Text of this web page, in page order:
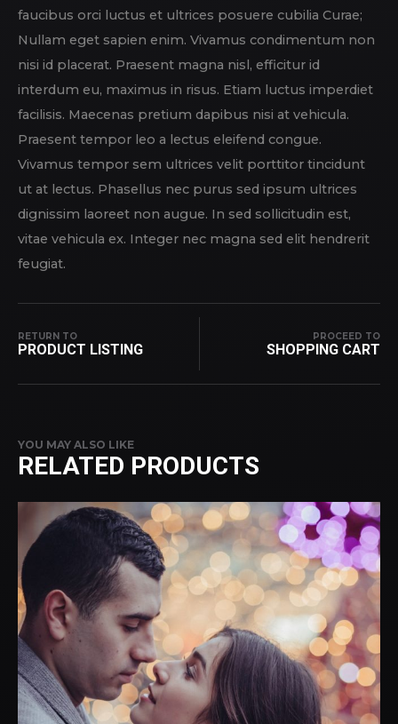
faucibus orci luctus et ultrices posuere cubilia Curae;
Nullam eget sapien enim. Vivamus condimentum non
nisi id placerat. Praesent magna nisl, efficitur id
interdum eu, maximus in risus. Etiam luctus imperdiet
facilisis. Maecenas pretium dapibus nisi at vehicula.
Praesent tempor leo a lectus eleifend congue.
Vivamus tempor sem ultrices velit porttitor tincidunt
ut at lectus. Phasellus nec purus sed ipsum ultrices
dignissim laoreet non augue. In sed sollicitudin est,
vitae vehicula ex. Integer nec magna sed elit hendrerit
feugiat.
RETURN TO
PRODUCT LISTING
PROCEED TO
SHOPPING CART
YOU MAY ALSO LIKE
RELATED PRODUCTS